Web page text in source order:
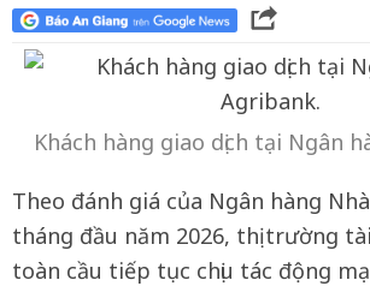
Khách hàng giao dịch tại Ngân
Theo đánh giá của Ngân hàng
tháng đầu năm 2026, thị trường
toàn cầu tiếp tục chịu tác động